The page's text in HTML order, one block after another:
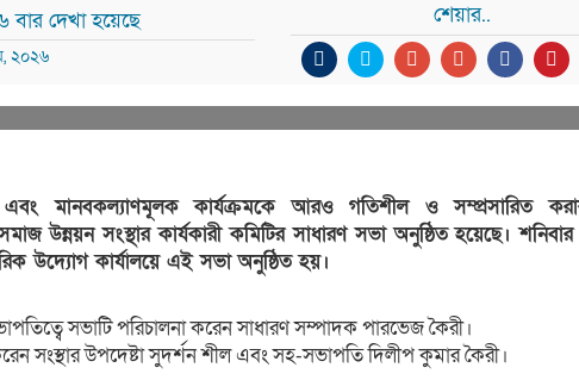
বার দেখা হয়েছে
২০২৬
শেয়ার..
এবং মানবকল্যাণমূলক কার্যক্রমকে আরও গতিশীল ও সম্প্রসারিত
উন্নয়ন সংস্থার কার্যকারী কমিটির সাধারণ সভা অনুষ্ঠিত হয়েছে।
উদ্যোগ কার্যালয়ে এই সভা অনুষ্ঠিত হয়।
সভাটি পরিচালনা করেন সাধারণ সম্পাদক পারভেজ কৈরী।
সংস্থার উপদেষ্টা সুদর্শন শীল এবং সহ-সভাপতি দিলীপ কুমার কৈরী।